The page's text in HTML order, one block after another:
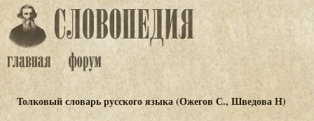
Толковый словарь русского языка (Ожегов С., Шведова Н)